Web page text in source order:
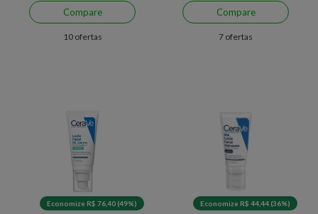
Compare
10 ofertas
Compare
7 ofertas
Economize R$ 76,40 (49%) Economize R$ 44,44 (36%)